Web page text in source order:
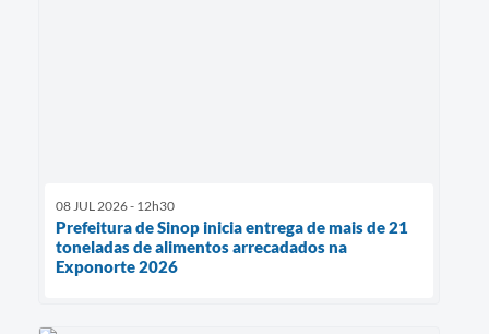
08 JUL 2026 - 12h30
Prefeitura de Sinop inicia entrega de mais de 21
toneladas de alimentos arrecadados na
Exponorte 2026